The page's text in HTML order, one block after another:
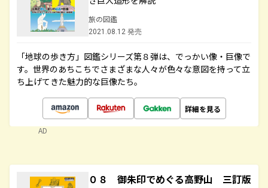
旅の図鑑
2021.08.12 発売
「地球の歩き方」図鑑シリーズ第８弾は、でっかい像・巨像で
す。世界のあちこちでさまざまな人々が色々な意図を持って立
ち上げてきた魅力的な巨像たち。
詳細を見る
AD
０８ 御朱印でめぐる高野山 三訂版